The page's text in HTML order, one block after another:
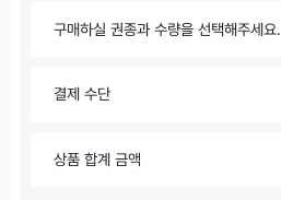
구매하실 권종과 수량을 선택해주세요.
결제 수단
상품 합계 금액